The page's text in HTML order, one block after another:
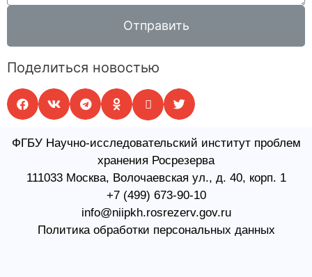
Отправить
Поделиться новостью
ФГБУ Научно-исследовательский институт проблем
хранения Росрезерва​
111033 Москва, Волочаевская ул., д. 40, корп. 1
+7 (499) 673-90-10
info@niipkh.rosrezerv.gov.ru
Политика обработки персональных данных